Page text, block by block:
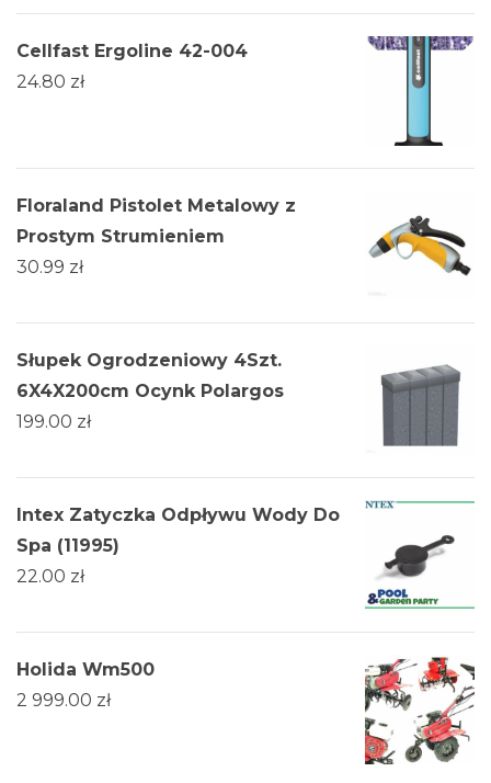
Cellfast Ergoline 42-004
24.80 zł
Floraland Pistolet Metalowy z
Prostym Strumieniem
30.99 zł
Słupek Ogrodzeniowy 4Szt.
6X4X200cm Ocynk Polargos
199.00 zł
Intex Zatyczka Odpływu Wody Do
Spa (11995)
22.00 zł
Holida Wm500
2 999.00 zł